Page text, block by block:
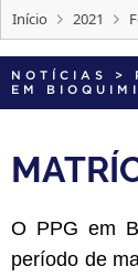
Início 2021
NOTÍCIAS >
EM
O PPG em
período de